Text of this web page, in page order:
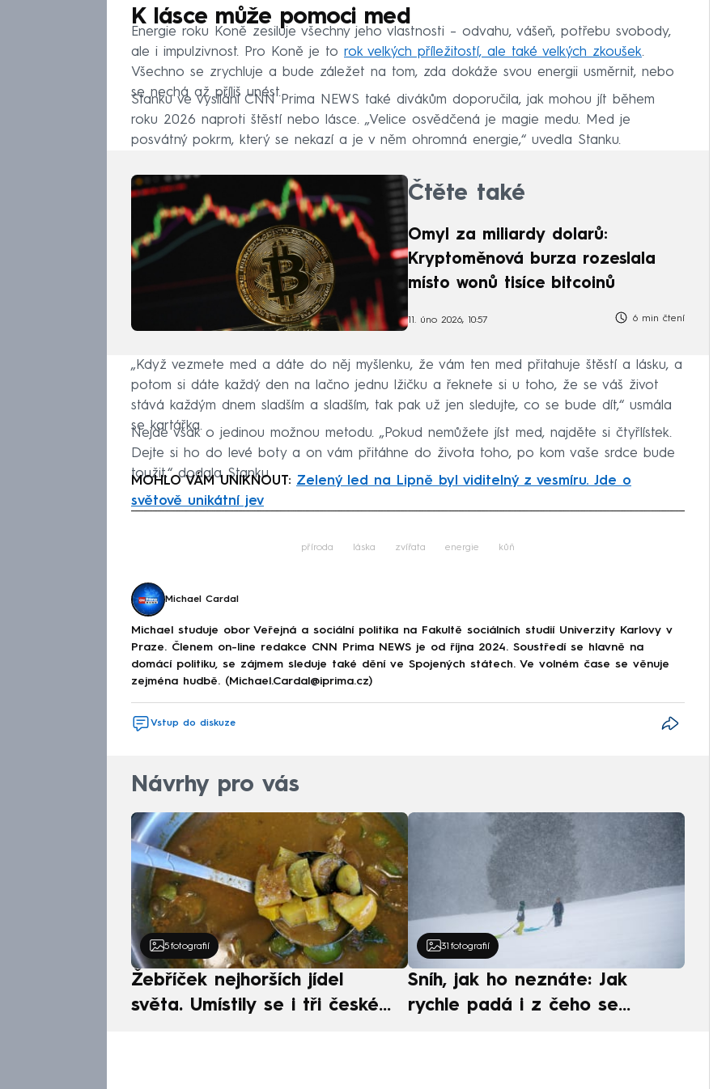
K lásce může pomoci med
Energie roku Koně zesiluje všechny jeho vlastnosti – odvahu, vášeň, potřebu svobody,
ale i impulzivnost. Pro Koně je to rok velkých příležitostí, ale také velkých zkoušek.
Všechno se zrychluje a bude záležet na tom, zda dokáže svou energii usměrnit, nebo
se nechá až příliš unést.
Stanku ve vysílání CNN Prima NEWS také divákům doporučila, jak mohou jít během
roku 2026 naproti štěstí nebo lásce. „Velice osvědčená je magie medu. Med je
posvátný pokrm, který se nekazí a je v něm ohromná energie,“ uvedla Stanku.
Čtěte také
Omyl za miliardy dolarů:
Kryptoměnová burza rozeslala
místo wonů tisíce bitcoinů
11. úno 2026, 10:57 6 min čtení
„Když vezmete med a dáte do něj myšlenku, že vám ten med přitahuje štěstí a lásku, a
potom si dáte každý den na lačno jednu lžičku a řeknete si u toho, že se váš život
stává každým dnem sladším a sladším, tak pak už jen sledujte, co se bude dít,“ usmála
se kartářka.
Nejde však o jedinou možnou metodu. „Pokud nemůžete jíst med, najděte si čtyřlístek.
Dejte si ho do levé boty a on vám přitáhne do života toho, po kom vaše srdce bude
toužit,“ dodala Stanku.
MOHLO VÁM UNIKNOUT: Zelený led na Lipně byl viditelný z vesmíru. Jde o
světově unikátní jev
příroda láska zvířata energie kůň
Michael Cardal
Michael studuje obor Veřejná a sociální politika na Fakultě sociálních studií Univerzity Karlovy v
Praze. Členem on-line redakce CNN Prima NEWS je od října 2024. Soustředí se hlavně na
domácí politiku, se zájmem sleduje také dění ve Spojených státech. Ve volném čase se věnuje
zejména hudbě. (Michael.Cardal@iprima.cz)
Vstup do diskuze
Návrhy pro vás
5 fotografií
Žebříček nejhorších jídel
světa. Umístily se i tři české
31 fotografií
Sníh, jak ho neznáte: Jak
rychle padá i z čeho se